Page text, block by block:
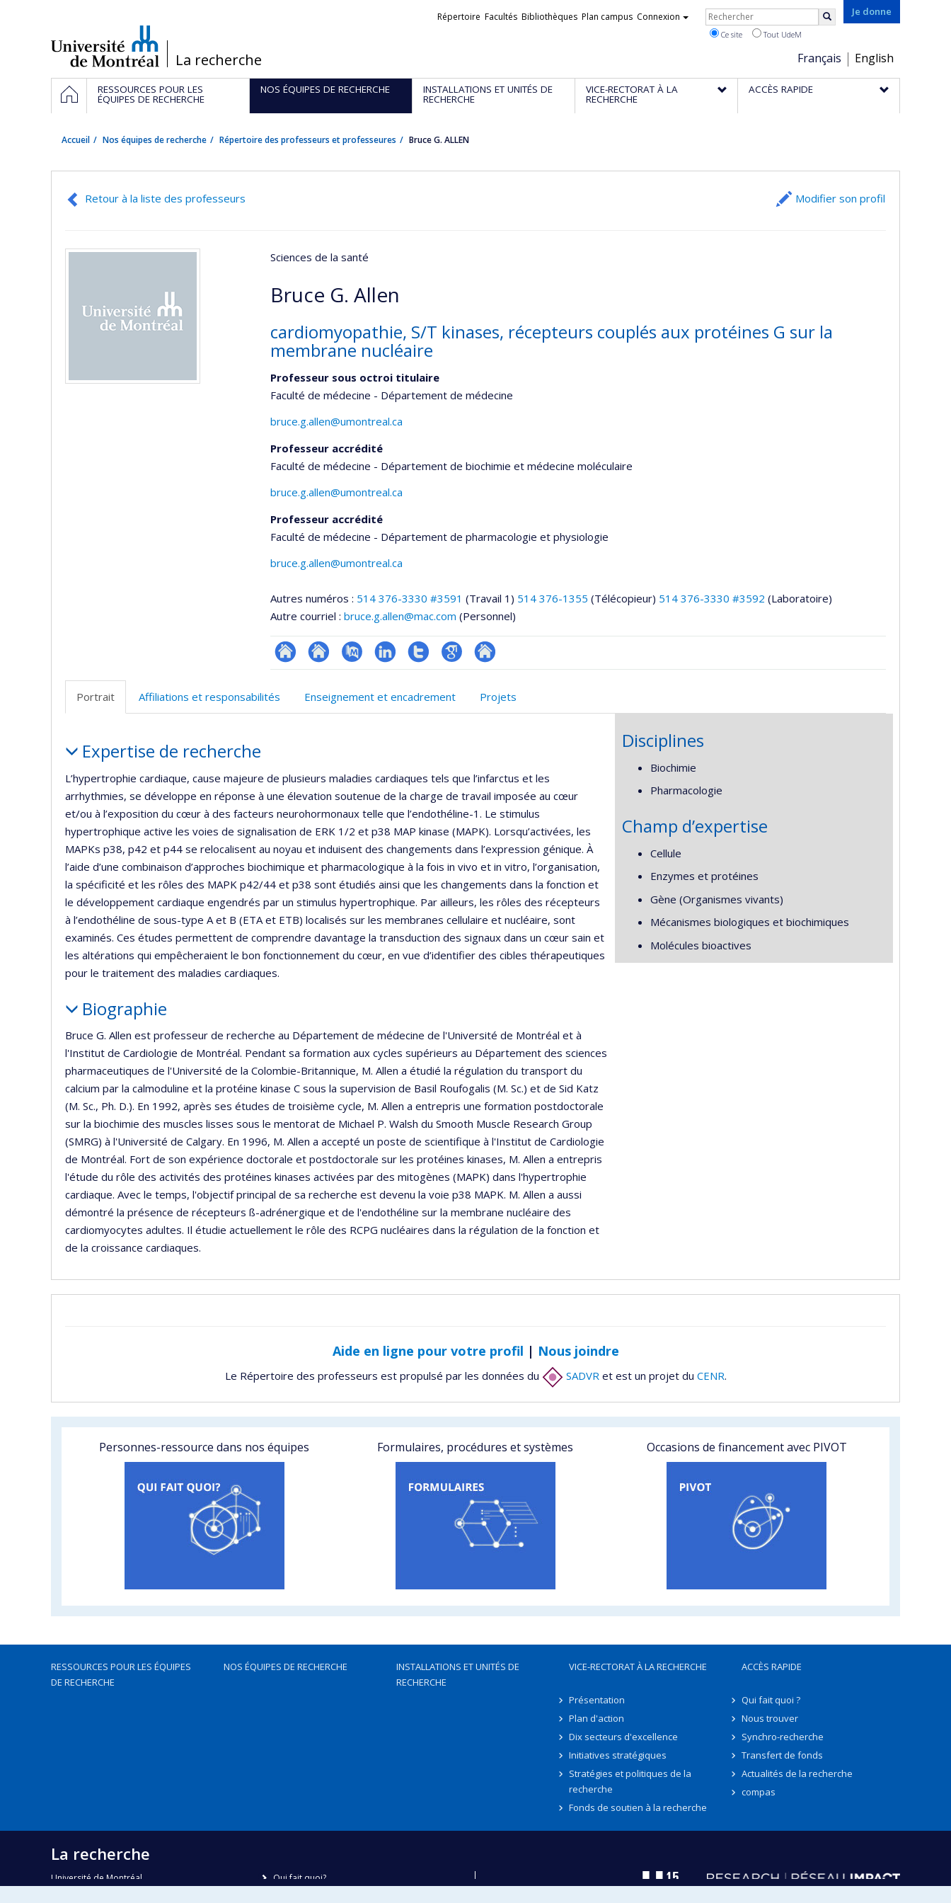
/La recherche
Je donne
Choix
de
la
Français English
Liens
Répertoire Facultés Bibliothèques Plan campus Connexion Rechercher
Ce site Tout UdeM
Navigation
principale
ACCUEILRESSOURCES POUR LES
ÉQUIPES DE RECHERCHE
NOS ÉQUIPES DE RECHERCHE INSTALLATIONS ET UNITÉS DE
RECHERCHE
VICE-RECTORAT À LA
RECHERCHE
ACCÈS RAPIDE
Accueil Nos équipes de recherche Répertoire des professeurs et professeures Bruce G. ALLEN
Retour à la liste des professeurs Modifier son profil
Sciences de la santé
Bruce G. Allen
cardiomyopathie, S/T kinases, récepteurs couplés aux protéines G sur la
membrane nucléaire
Professeur sous octroi titulaire
Faculté de médecine - Département de médecine
bruce.g.allen@umontreal.ca
Professeur accrédité
Faculté de médecine - Département de biochimie et médecine moléculaire
bruce.g.allen@umontreal.ca
Professeur accrédité
Faculté de médecine - Département de pharmacologie et physiologie
bruce.g.allen@umontreal.ca
Autres numéros : 514 376-3330 #3591 (Travail 1) 514 376-1355 (Télécopieur) 514 376-3330 #3592 (Laboratoire)
Autre courriel : bruce.g.allen@mac.com (Personnel)
ResearchGate
Site
PubMedLinkedInCompteGoogleAutre
Portrait Affiliations et responsabilités Enseignement et encadrement Projets
Expertise de recherche
L’hypertrophie cardiaque, cause majeure de plusieurs maladies cardiaques tels que l’infarctus et les
arrhythmies, se développe en réponse à une élevation soutenue de la charge de travail imposée au cœur
et/ou à l’exposition du cœur à des facteurs neurohormonaux telle que l’endothéline-1. Le stimulus
hypertrophique active les voies de signalisation de ERK 1/2 et p38 MAP kinase (MAPK). Lorsqu’activées, les
MAPKs p38, p42 et p44 se relocalisent au noyau et induisent des changements dans l’expression génique. À
l’aide d’une combinaison d’approches biochimique et pharmacologique à la fois in vivo et in vitro, l’organisation,
la spécificité et les rôles des MAPK p42/44 et p38 sont étudiés ainsi que les changements dans la fonction et
le développement cardiaque engendrés par un stimulus hypertrophique. Par ailleurs, les rôles des récepteurs
à l’endothéline de sous-type A et B (ETA et ETB) localisés sur les membranes cellulaire et nucléaire, sont
examinés. Ces études permettent de comprendre davantage la transduction des signaux dans un cœur sain et
les altérations qui empêcheraient le bon fonctionnement du cœur, en vue d’identifier des cibles thérapeutiques
pour le traitement des maladies cardiaques.
Biographie
Bruce G. Allen est professeur de recherche au Département de médecine de l'Université de Montréal et à
l'Institut de Cardiologie de Montréal. Pendant sa formation aux cycles supérieurs au Département des sciences
pharmaceutiques de l'Université de la Colombie-Britannique, M. Allen a étudié la régulation du transport du
calcium par la calmoduline et la protéine kinase C sous la supervision de Basil Roufogalis (M. Sc.) et de Sid Katz
(M. Sc., Ph. D.). En 1992, après ses études de troisième cycle, M. Allen a entrepris une formation postdoctorale
sur la biochimie des muscles lisses sous le mentorat de Michael P. Walsh du Smooth Muscle Research Group
(SMRG) à l'Université de Calgary. En 1996, M. Allen a accepté un poste de scientifique à l'Institut de Cardiologie
de Montréal. Fort de son expérience doctorale et postdoctorale sur les protéines kinases, M. Allen a entrepris
l'étude du rôle des activités des protéines kinases activées par des mitogènes (MAPK) dans l'hypertrophie
cardiaque. Avec le temps, l'objectif principal de sa recherche est devenu la voie p38 MAPK. M. Allen a aussi
démontré la présence de récepteurs ß-adrénergique et de l'endothéline sur la membrane nucléaire des
cardiomyocytes adultes. Il étudie actuellement le rôle des RCPG nucléaires dans la régulation de la fonction et
de la croissance cardiaques.
Disciplines
Biochimie
Pharmacologie
Champ d’expertise
Cellule
Enzymes et protéines
Gène (Organismes vivants)
Mécanismes biologiques et biochimiques
Molécules bioactives
Aide en ligne pour votre profil | Nous joindre
Le Répertoire des professeurs est propulsé par les données du SADVRet est un projet du CENR.
Personnes-ressource dans nos équipes Formulaires, procédures et systèmes Occasions de financement avec PIVOT
RESSOURCES POUR LES ÉQUIPES
DE RECHERCHE
NOS ÉQUIPES DE RECHERCHE
INSTALLATIONS ET UNITÉS DE
RECHERCHE
VICE-RECTORAT À LA RECHERCHE
Présentation
Plan d'action
Dix secteurs d'excellence
Initiatives stratégiques
Stratégies et politiques de la
recherche
Fonds de soutien à la recherche
ACCÈS RAPIDE
Qui fait quoi ?
Nous trouver
Synchro-recherche
Transfert de fonds
Actualités de la recherche
compas
La recherche
Université de Montréal
Qui fait quoi?